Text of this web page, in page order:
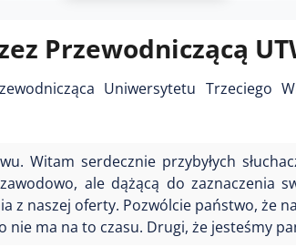
Przewodniczącą
Uniwersytetu Trzeciego
Witam serdecznie przybyłych
ale dążącą do zaznaczenia
z naszej oferty. Pozwólcie państwo, że
nie ma na to czasu. Drugi, że jesteśmy